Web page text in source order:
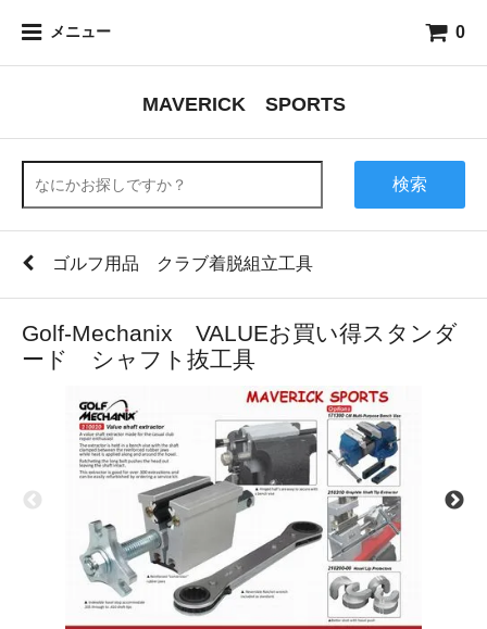
メニュー 0
MAVERICK SPORTS
検索
ゴルフ用品 クラブ着脱組立工具
Golf-Mechanix VALUEお買い得スタンダ
ード シャフト抜工具